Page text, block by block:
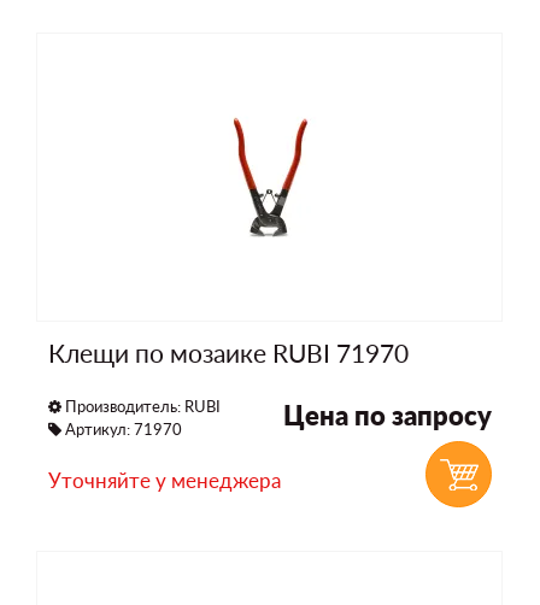
Клещи по мозаике RUBI 71970
Производитель: RUBI
Артикул: 71970
Цена по запросу
Уточняйте у менеджера